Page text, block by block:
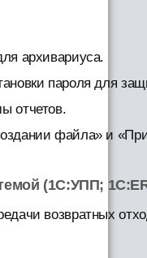
архивариуса.
пароля для
отчетов.
файла» и
(1С:УПП;
возвратных